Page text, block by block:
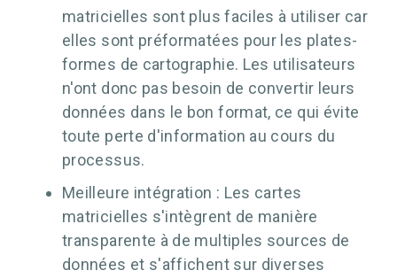
matricielles sont plus faciles à utiliser car
elles sont préformatées pour les plates-
formes de cartographie. Les utilisateurs
n'ont donc pas besoin de convertir leurs
données dans le bon format, ce qui évite
toute perte d'information au cours du
processus.
Meilleure intégration : Les cartes
matricielles s'intègrent de manière
transparente à de multiples sources de
données et s'affichent sur diverses